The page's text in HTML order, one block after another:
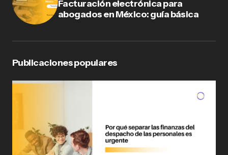
Facturación electrónica para
abogados en México: guía básica
Publicaciones populares